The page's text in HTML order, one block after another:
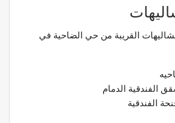
القريبة من حي الضاحية في
الفندقية الدمام
الفندقية